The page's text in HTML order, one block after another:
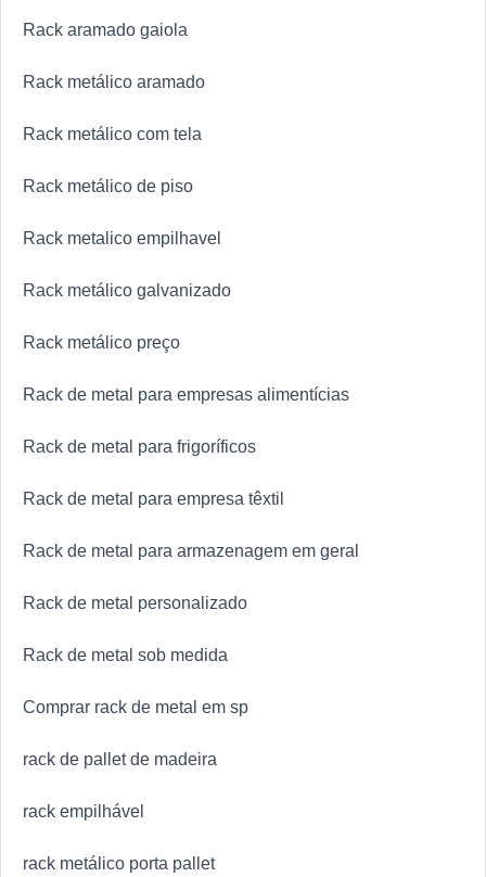
Rack aramado gaiola
Rack metálico aramado
Rack metálico com tela
Rack metálico de piso
Rack metalico empilhavel
Rack metálico galvanizado
Rack metálico preço
Rack de metal para empresas alimentícias
Rack de metal para frigoríficos
Rack de metal para empresa têxtil
Rack de metal para armazenagem em geral
Rack de metal personalizado
Rack de metal sob medida
Comprar rack de metal em sp
rack de pallet de madeira
rack empilhável
rack metálico porta pallet